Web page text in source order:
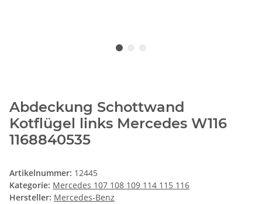
Abdeckung Schottwand
Kotflügel links Mercedes W116
1168840535
Artikelnummer: 12445
Kategorie: Mercedes 107 108 109 114 115 116
Hersteller: Mercedes-Benz